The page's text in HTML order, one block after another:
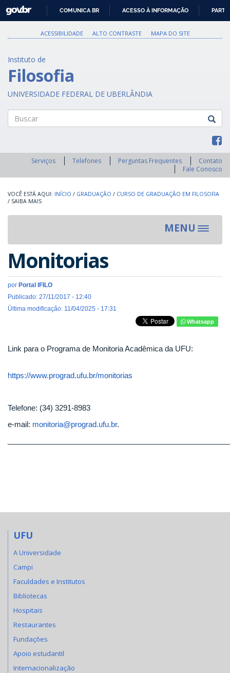
PARA
O
GOVBR
COMUNICA BR ACESSO À INFORMAÇÃO
ACESSIBILIDADE ALTO CONTRASTE MAPA DO SITE
Instituto de
Filosofia
UNIVERSIDADE FEDERAL DE UBERLÂNDIA
Serviços Telefones Perguntas Frequentes
Contato
Fale Conosco
INÍCIO / GRADUAÇÃO / CURSO DE GRADUAÇÃO EM FILOSOFIA
/ SAIBA MAIS
MENU
Toggle
Monitorias
por Portal IFILO
Publicado: 27/11/2017 - 12:40
Última modificação: 11/04/2025 - 17:31
Whatsapp
Link para o Programa de Monitoria Acadêmica da UFU:
https://www.prograd.ufu.br/monitorias
Telefone: (34) 3291-8983
e-mail: monitoria@prograd.ufu.br.
UFU
A Universidade
Campi
Faculdades e Institutos
Bibliotecas
Hospitais
Restaurantes
Fundações
Apoio estudantil
Internacionalização